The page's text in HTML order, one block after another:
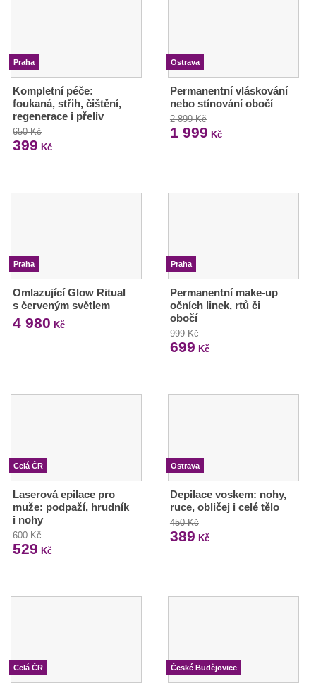
Praha
Kompletní péče:
foukaná, střih, čištění,
regenerace i přeliv
650 Kč
399 Kč
Ostrava
Permanentní vláskování
nebo stínování obočí
2 899 Kč
1 999 Kč
Praha
Omlazující Glow Ritual
s červeným světlem
4 980 Kč
Praha
Permanentní make-up
očních linek, rtů či
obočí
999 Kč
699 Kč
Celá ČR
Laserová epilace pro
muže: podpaží, hrudník
i nohy
600 Kč
529 Kč
Ostrava
Depilace voskem: nohy,
ruce, obličej i celé tělo
450 Kč
389 Kč
Celá ČR České Budějovice